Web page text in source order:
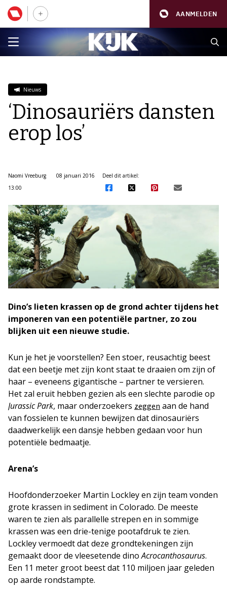
AANMELDEN
Nieuws
‘Dinosauriërs dansten
erop los’
Naomi Vreeburg
08 januari 2016
13:00
Deel dit artikel:
Dino’s lieten krassen op de grond achter tijdens het
imponeren van een potentiële partner, zo zou
blijken uit een nieuwe studie.
Kun je het je voorstellen? Een stoer, reusachtig beest
dat een beetje met zijn kont staat te draaien om zijn of
haar – eveneens gigantische – partner te versieren.
Het zal eruit hebben gezien als een slechte parodie op
Jurassic Park, maar onderzoekers zeggen aan de hand
van fossielen te kunnen bewijzen dat dinosauriërs
daadwerkelijk een dansje hebben gedaan voor hun
potentiële bedmaatje.
Arena’s
Hoofdonderzoeker Martin Lockley en zijn team vonden
grote krassen in sediment in Colorado. De meeste
waren te zien als parallelle strepen en in sommige
krassen was een drie-tenige pootafdruk te zien.
Lockley vermoedt dat deze grondtekeningen zijn
gemaakt door de vleesetende dinoAcrocanthosaurus.
Een 11 meter groot beest dat 110 miljoen jaar geleden
op aarde rondstampte.